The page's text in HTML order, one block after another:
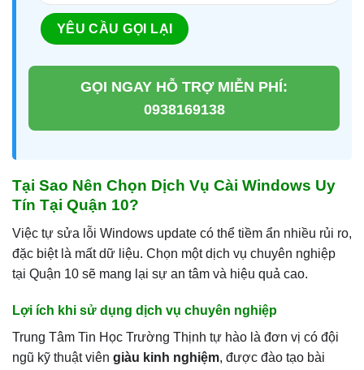
GỌI NGAY HỖ TRỢ MIỄN PHÍ:
0938169138
Tại Sao Nên Chọn Dịch Vụ Cài Windows Uy
Tín Tại Quận 10?
Việc tự sửa lỗi Windows update có thể tiềm ẩn nhiều rủi ro,
đặc biệt là mất dữ liệu. Chọn một dịch vụ chuyên nghiệp
tại Quận 10 sẽ mang lại sự an tâm và hiệu quả cao.
Lợi ích khi sử dụng dịch vụ chuyên nghiệp
Trung Tâm Tin Học Trường Thịnh tự hào là đơn vị có đội
ngũ kỹ thuật viên giàu kinh nghiệm, được đào tạo bài